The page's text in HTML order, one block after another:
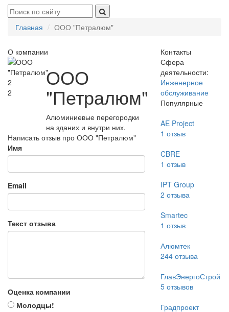
Главная ООО "Петралюм"
О компании
2
2
ООО
"Петралюм"
Алюминиевые перегородки
на зданих и внутри них.
Написать отзыв про ООО "Петралюм"
Имя
Email
Текст отзыва
Оценка компании
Молодцы!
Контакты
Сфера
деятельности:
Инженерное
обслуживание
Популярные
AE Project
1 отзыв
CBRE
1 отзыв
IPT Group
2 отзыва
Smartec
1 отзыв
Алюмтек
244отзыва
ГлавЭнергоСтрой
5отзывов
Градпроект